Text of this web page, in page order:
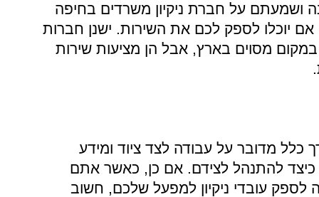
ושמעתם על חברת ניקיון משרדים בחיפה
יוכלו לספק לכם את השירות. ישנן חברות
מסוים בארץ, אבל הן מציעות שירות
כלל מדובר על עבודה לצד ציוד ומידע
כיצד להתנהל לצידם. אם כן, כאשר אתם
לספק עובדי ניקיון למפעל שלכם, חשוב